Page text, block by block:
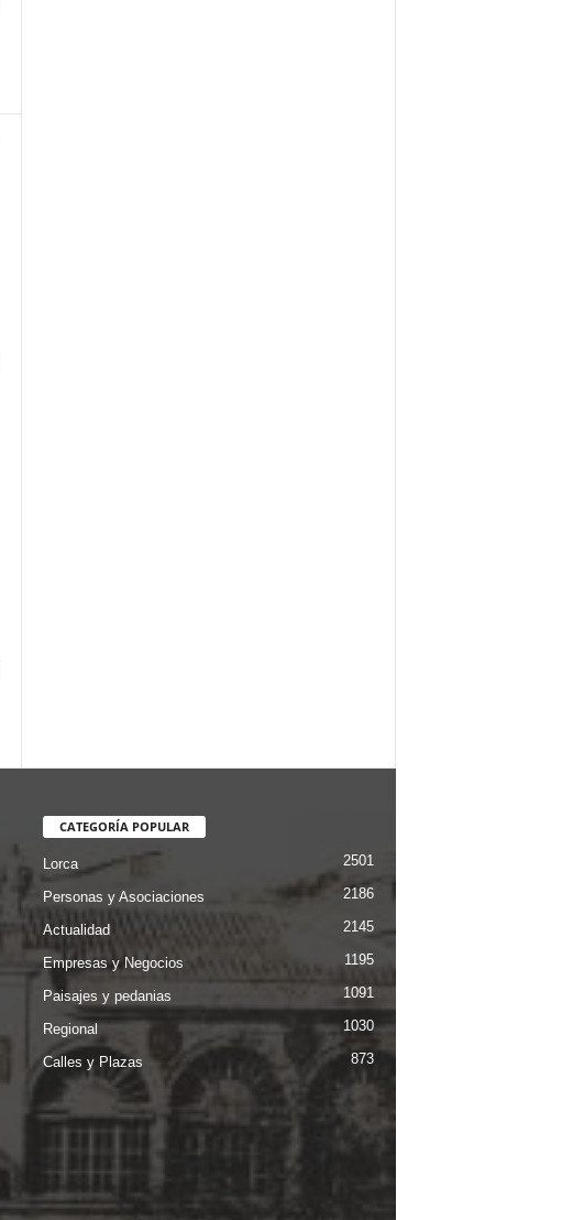
CATEGORÍA POPULAR
Lorca 2501
Personas y Asociaciones 2186
Actualidad 2145
Empresas y Negocios 1195
Paisajes y pedanias 1091
Regional 1030
Calles y Plazas 873